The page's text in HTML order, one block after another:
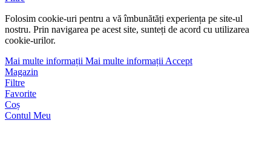
Folosim cookie-uri pentru a vă îmbunătăți experiența pe site-ul
nostru. Prin navigarea pe acest site, sunteți de acord cu utilizarea
cookie-urilor.
Mai multe informații Mai multe informații Accept
Magazin
Filtre
Favorite
Coș
Contul Meu